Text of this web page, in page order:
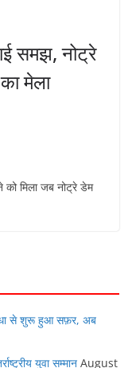
समझ, नोट्रे
मेला
को मिला जब नोट्रे डेम
से शुरू हुआ सफ़र, अब
युवा सम्मान August